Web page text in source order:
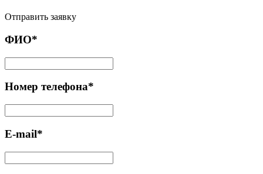
Отправить заявку
ФИО*
Номер телефона*
E-mail*